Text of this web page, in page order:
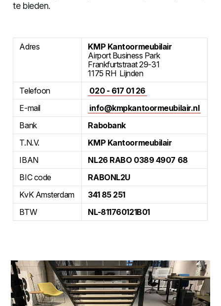
te bieden.
Adres
KMP Kantoormeubilair
Airport Business Park
Frankfurtstraat 29-31
1175 RH Lijnden
Telefoon
020 - 617 01 26
E-mail
info@kmpkantoormeubilair.nl
Bank
Rabobank
T.N.V.
KMP Kantoormeubilair
IBAN
NL26 RABO 0389 4907 68
BIC code
RABONL2U
KvK Amsterdam
341 85 251
BTW
NL-811760121B01